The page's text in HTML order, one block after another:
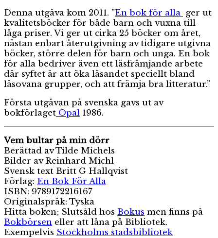
Denna utgåva kom 2011. ”En bok för alla ger ut
kvalitetsböcker för både barn och vuxna till
låga priser. Vi ger ut cirka 25 böcker om året,
nästan enbart återutgivning av tidigare utgivna
böcker, större delen för barn och unga. En bok
för alla bedriver även ett läsfrämjande arbete
där syftet är att öka läsandet speciellt bland
läsovana grupper, och att främja bra litteratur.”
Första utgåvan på svenska gavs ut av
bokförlaget Opal 1986.
Vem bultar på min dörr
Berättad av Tilde Michels
Bilder av Reinhard Michl
Svensk text Britt G Hallqvist
Förlag: En Bok För Alla
ISBN: 9789172216167
Originalspråk: Tyska
Hitta boken; Slutsåld hos Bokus men finns på
Bokbörsen eller att låna på Bibliotek.
Exempelvis Stockholms stadsbibliotek